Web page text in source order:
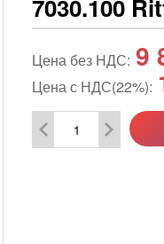
7030.100
Цена без НДС: 9
Цена с НДС(22%):